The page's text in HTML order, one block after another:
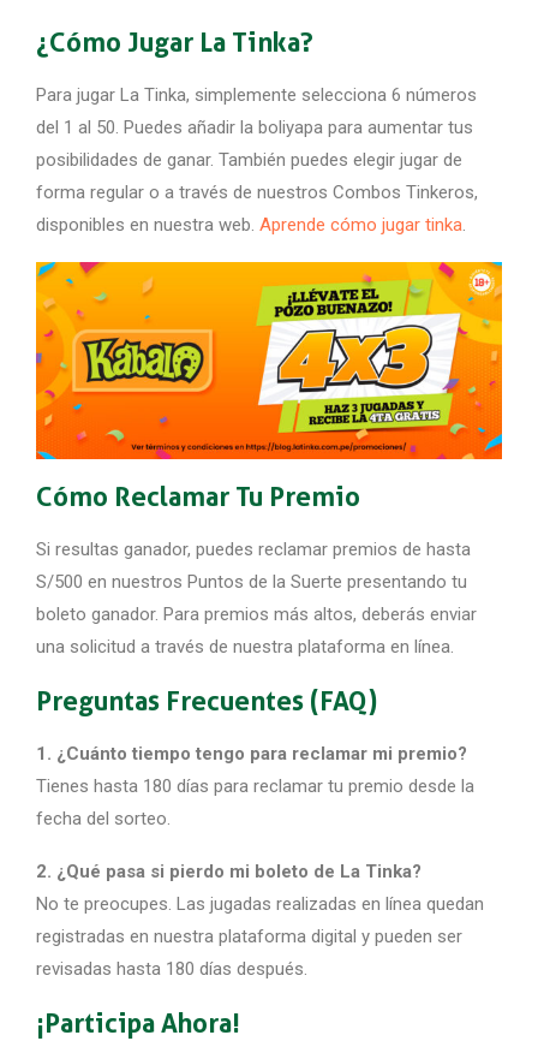
¿Cómo Jugar La Tinka?
Para jugar La Tinka, simplemente selecciona 6 números
del 1 al 50. Puedes añadir la boliyapa para aumentar tus
posibilidades de ganar. También puedes elegir jugar de
forma regular o a través de nuestros Combos Tinkeros,
disponibles en nuestra web. Aprende cómo jugar tinka.
Cómo Reclamar Tu Premio
Si resultas ganador, puedes reclamar premios de hasta
S/500 en nuestros Puntos de la Suerte presentando tu
boleto ganador. Para premios más altos, deberás enviar
una solicitud a través de nuestra plataforma en línea.
Preguntas Frecuentes (FAQ)
1. ¿Cuánto tiempo tengo para reclamar mi premio?
Tienes hasta 180 días para reclamar tu premio desde la
fecha del sorteo.
2. ¿Qué pasa si pierdo mi boleto de La Tinka?
No te preocupes. Las jugadas realizadas en línea quedan
registradas en nuestra plataforma digital y pueden ser
revisadas hasta 180 días después.
¡Participa Ahora!